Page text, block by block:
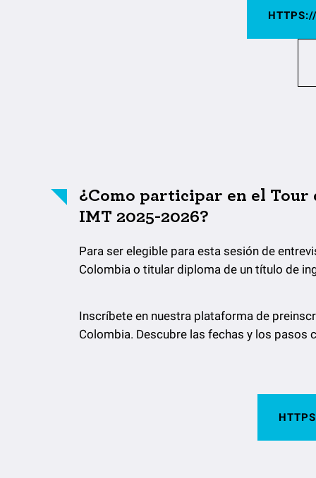
¿Como participar en el
IMT 2025-2026?
Para ser elegible para esta sesión de
Colombia o titular diploma de un título de
Inscríbete en nuestra plataforma de
Colombia. Descubre las fechas y los